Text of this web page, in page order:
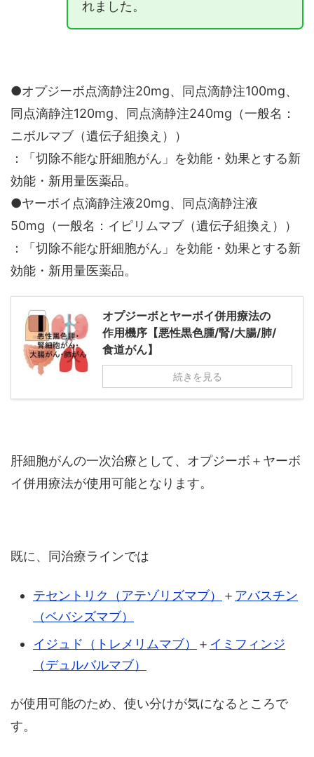
れました。
●オプジーボ点滴静注20mg、同点滴静注100mg、
同点滴静注120mg、同点滴静注240mg（一般名：
ニボルマブ（遺伝子組換え））
：「切除不能な肝細胞がん」を効能・効果とする新
効能・新用量医薬品。
●ヤーボイ点滴静注液20mg、同点滴静注液
50mg（一般名：イピリムマブ（遺伝子組換え））
：「切除不能な肝細胞がん」を効能・効果とする新
効能・新用量医薬品。
オプジーボとヤーボイ併用療法の
作用機序【悪性黒色腫/腎/大腸/肺/
食道がん】
続きを見る
肝細胞がんの一次治療として、オプジーボ＋ヤーボ
イ併用療法が使用可能となります。
既に、同治療ラインでは
テセントリク（アテゾリズマブ） ＋ アバスチン
（ベバシズマブ）
イジュド（トレメリムマブ）
＋ イミフィンジ
（デュルバルマブ）
が使用可能のため、使い分けが気になるところで
す。